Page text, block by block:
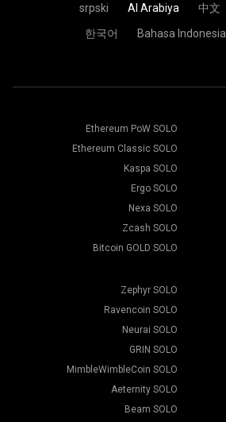
中文
Al Arabiya
srpski
Bahasa Indonesia
한국어
Ethereum PoW SOLO
Ethereum Classic SOLO
Kaspa SOLO
Ergo SOLO
Nexa SOLO
Zcash SOLO
Bitcoin GOLD SOLO
Zephyr SOLO
Ravencoin SOLO
Neurai SOLO
GRIN SOLO
MimbleWimbleCoin SOLO
Aeternity SOLO
Beam SOLO